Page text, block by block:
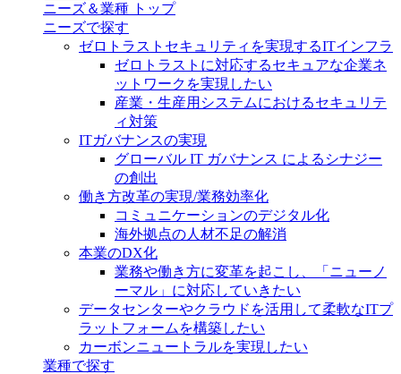
ニーズ＆業種 トップ
ニーズで探す
ゼロトラストセキュリティを実現するITインフラ
ゼロトラストに対応するセキュアな企業ネ
ットワークを実現したい
産業・生産用システムにおけるセキュリテ
ィ対策
ITガバナンスの実現
グローバル IT ガバナンス によるシナジー
の創出
働き方改革の実現/業務効率化
コミュニケーションのデジタル化
海外拠点の人材不足の解消
本業のDX化
業務や働き方に変革を起こし、「ニューノ
ーマル」に対応していきたい
データセンターやクラウドを活用して柔軟なITプ
ラットフォームを構築したい
カーボンニュートラルを実現したい
業種で探す